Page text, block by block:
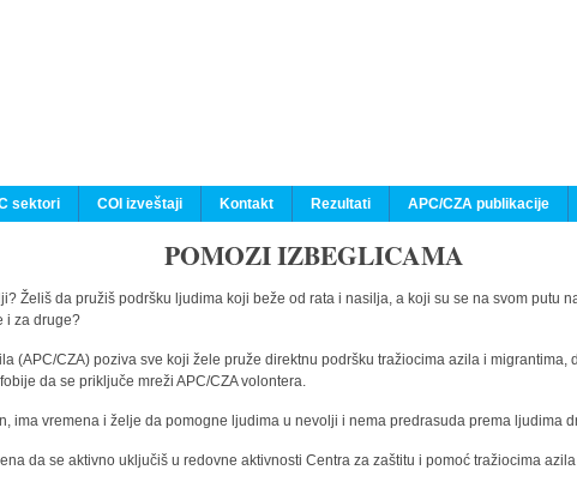
sektori COI izveštaji Kontakt Rezultati APC/CZA publikacije
POMOZI IZBEGLICAMA
Želiš da pružiš podršku ljudima koji beže od rata i nasilja, a koji su se na svom putu
i za druge?
(APC/CZA) poziva sve koji žele pruže direktnu podršku tražiocima azila i
da se priključe mreži APC/CZA volontera.
ima vremena i želje da pomogne ljudima u nevolji i nema predrasuda prema ljudima
da se aktivno uključiš u redovne aktivnosti Centra za zaštitu i pomoć tražiocima